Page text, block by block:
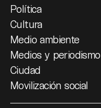
Política
Cultura
Medio ambiente
Medios y periodismo
Ciudad
Movilización social